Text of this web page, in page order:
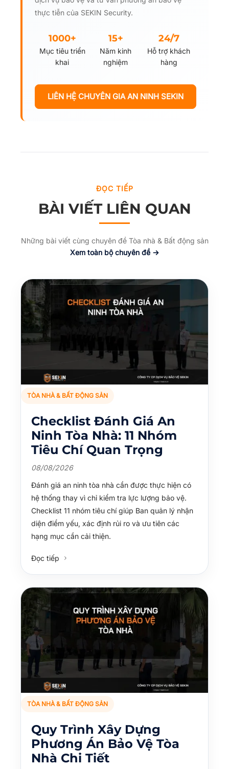
thực tiễn của SEKIN Security.
1000+
Mục tiêu triển
khai
15+
Năm kinh
nghiệm
24/7
Hỗ trợ khách
hàng
LIÊN HỆ CHUYÊN GIA AN NINH SEKIN
ĐỌC TIẾP
BÀI VIẾT LIÊN QUAN
Những bài viết cùng chuyên đề Tòa nhà & Bất động sản
Xem toàn bộ chuyên đề →
TÒA NHÀ & BẤT ĐỘNG SẢN
Checklist Đánh Giá An
Ninh Tòa Nhà: 11 Nhóm
Tiêu Chí Quan Trọng
08/08/2026
Đánh giá an ninh tòa nhà cần được thực hiện có
hệ thống thay vì chỉ kiểm tra lực lượng bảo vệ.
Checklist 11 nhóm tiêu chí giúp Ban quản lý nhận
diện điểm yếu, xác định rủi ro và ưu tiên các
hạng mục cần cải thiện.
Đọc tiếp
TÒA NHÀ & BẤT ĐỘNG SẢN
Quy Trình Xây Dựng
Phương Án Bảo Vệ Tòa
Nhà Chi Tiết